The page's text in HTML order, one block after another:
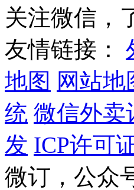
关注微信，
友情链接：
地图 网站地
统 微信外卖
发 ICP许可
微订，公众